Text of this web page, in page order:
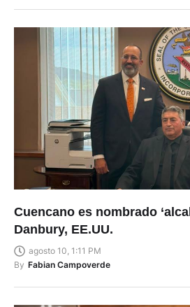
Cuencano es nombrado
Danbury, EE.UU.
agosto 10, 1:11 PM
By Fabian Campoverde